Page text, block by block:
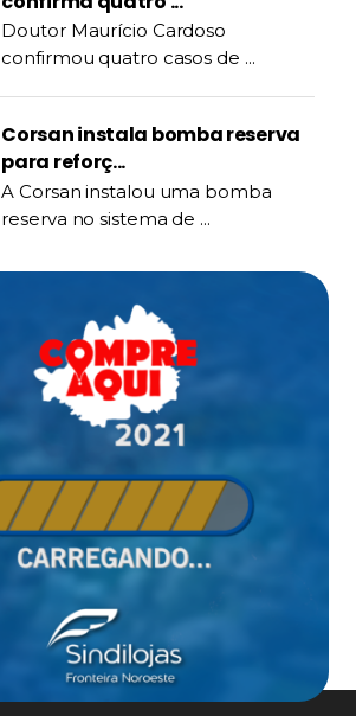
Doutor Maurício Cardoso
confirmou quatro casos de ...
Corsan instala bomba reserva
para reforç...
A Corsan instalou uma bomba
reserva no sistema de ...